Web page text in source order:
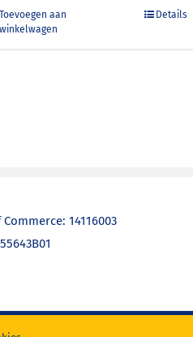
Toevoegen aan
winkelwagen
Details
14116003